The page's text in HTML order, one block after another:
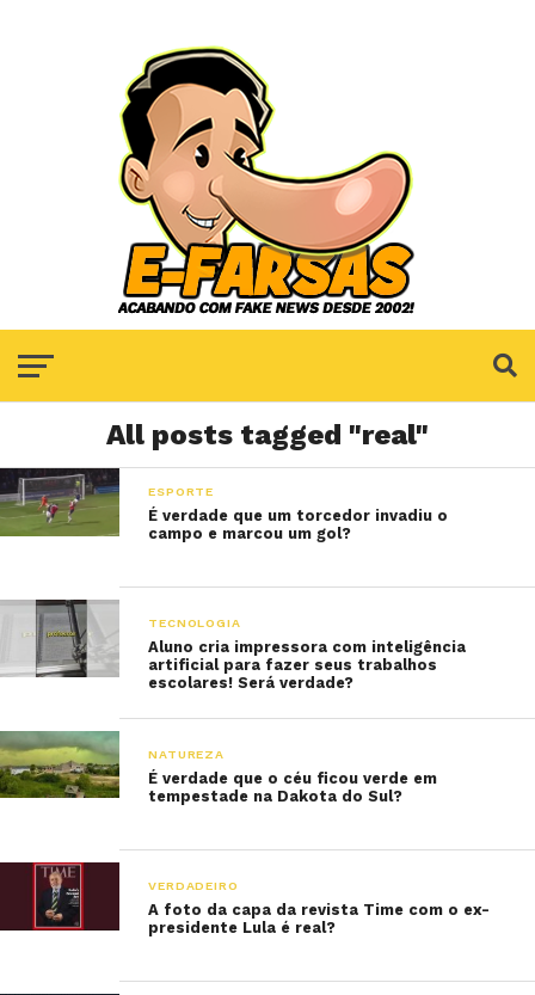
All posts tagged "real"
ESPORTE
É verdade que um torcedor invadiu o
campo e marcou um gol?
TECNOLOGIA
Aluno cria impressora com inteligência
artificial para fazer seus trabalhos
escolares! Será verdade?
NATUREZA
É verdade que o céu ficou verde em
tempestade na Dakota do Sul?
VERDADEIRO
A foto da capa da revista Time com o ex-
presidente Lula é real?